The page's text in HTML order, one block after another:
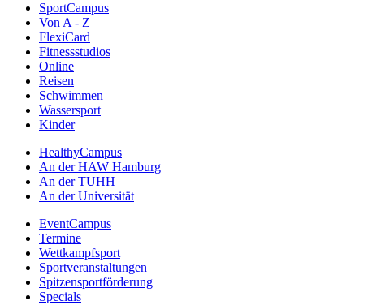
SportCampus
Von A - Z
FlexiCard
Fitnessstudios
Online
Reisen
Schwimmen
Wassersport
Kinder
HealthyCampus
An der HAW Hamburg
An der TUHH
An der Universität
EventCampus
Termine
Wettkampfsport
Sportveranstaltungen
Spitzensportförderung
Specials